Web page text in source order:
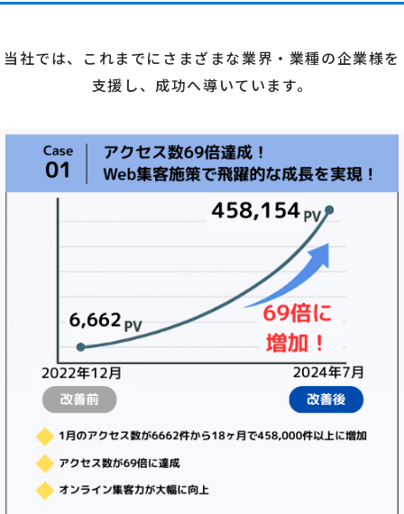
当社では、これまでにさまざまな業界・業種の企業様を
支援し、成功へ導いています。